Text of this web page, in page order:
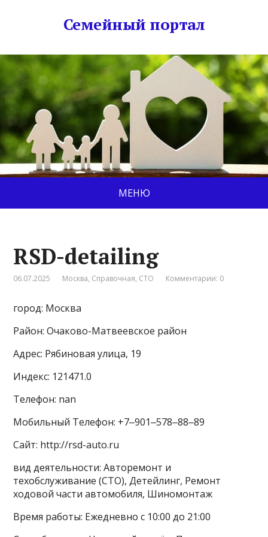
Семейный портал
МЕНЮ
RSD-detailing
06.07.2025 Москва, Справочная, СТО Комментарии: 0
город: Москва
Район: Очаково-Матвеевское район
Адрес: Рябиновая улица, 19
Индекс: 121471.0
Телефон: nan
Мобильный Телефон: +7‒901‒578‒88‒89
Сайт: http://rsd-auto.ru
вид деятельности: Авторемонт и
техобслуживание (СТО), Детейлинг, Ремонт
ходовой части автомобиля, Шиномонтаж
Время работы: Ежедневно с 10:00 до 21:00